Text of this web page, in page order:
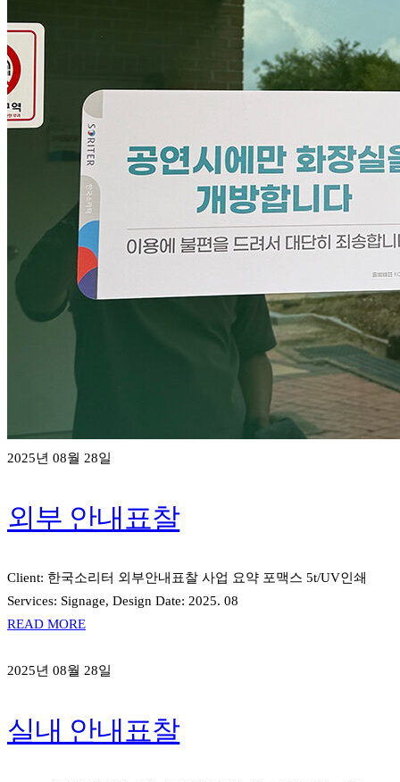
2025년 08월 28일
외부 안내표찰
Client: 한국소리터 외부안내표찰 사업 요약 포맥스 5t/UV인쇄
Services: Signage, Design Date: 2025. 08
READ MORE
2025년 08월 28일
실내 안내표찰